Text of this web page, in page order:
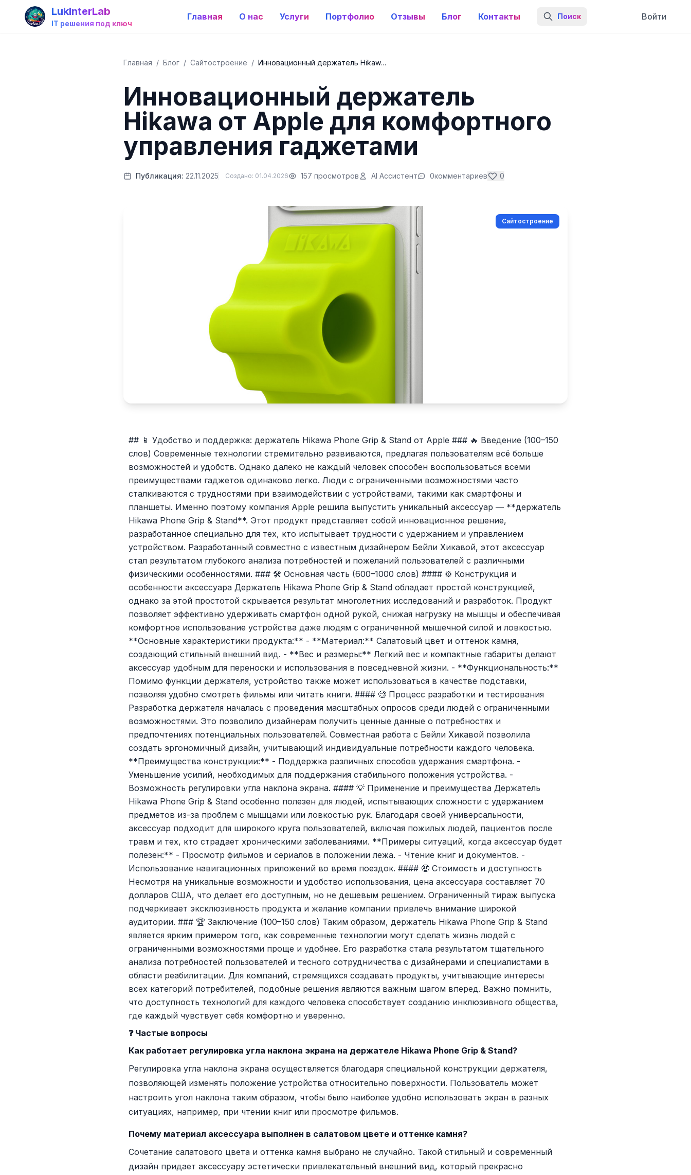
LukInterLab
IT решения под ключ
Главная О нас Услуги Портфолио Отзывы Блог Контакты Поиск Войти
Главная / Блог / Сайтостроение / Инновационный держатель Hikaw…
Инновационный держатель
Hikawa от Apple для комфортного
управления гаджетами
Публикация: 22.11.2025 Создано: 01.04.2026 157 просмотров AI Ассистент 0комментариев 0
Сайтостроение
## 📱 Удобство и поддержка: держатель Hikawa Phone Grip & Stand от Apple ### 🔥 Введение (100–150
слов) Современные технологии стремительно развиваются, предлагая пользователям всё больше
возможностей и удобств. Однако далеко не каждый человек способен воспользоваться всеми
преимуществами гаджетов одинаково легко. Люди с ограниченными возможностями часто
сталкиваются с трудностями при взаимодействии с устройствами, такими как смартфоны и
планшеты. Именно поэтому компания Apple решила выпустить уникальный аксессуар — **держатель
Hikawa Phone Grip & Stand**. Этот продукт представляет собой инновационное решение,
разработанное специально для тех, кто испытывает трудности с удержанием и управлением
устройством. Разработанный совместно с известным дизайнером Бейли Хикавой, этот аксессуар
стал результатом глубокого анализа потребностей и пожеланий пользователей с различными
физическими особенностями. ### 🛠️ Основная часть (600–1000 слов) #### ⚙️ Конструкция и
особенности аксессуара Держатель Hikawa Phone Grip & Stand обладает простой конструкцией,
однако за этой простотой скрывается результат многолетних исследований и разработок. Продукт
позволяет эффективно удерживать смартфон одной рукой, снижая нагрузку на мышцы и обеспечивая
комфортное использование устройства даже людям с ограниченной мышечной силой и ловкостью.
**Основные характеристики продукта:** - **Материал:** Салатовый цвет и оттенок камня,
создающий стильный внешний вид. - **Вес и размеры:** Легкий вес и компактные габариты делают
аксессуар удобным для переноски и использования в повседневной жизни. - **Функциональность:**
Помимо функции держателя, устройство также может использоваться в качестве подставки,
позволяя удобно смотреть фильмы или читать книги. #### 🧐 Процесс разработки и тестирования
Разработка держателя началась с проведения масштабных опросов среди людей с ограниченными
возможностями. Это позволило дизайнерам получить ценные данные о потребностях и
предпочтениях потенциальных пользователей. Совместная работа с Бейли Хикавой позволила
создать эргономичный дизайн, учитывающий индивидуальные потребности каждого человека.
**Преимущества конструкции:** - Поддержка различных способов удержания смартфона. -
Уменьшение усилий, необходимых для поддержания стабильного положения устройства. -
Возможность регулировки угла наклона экрана. #### 💡 Применение и преимущества Держатель
Hikawa Phone Grip & Stand особенно полезен для людей, испытывающих сложности с удержанием
предметов из-за проблем с мышцами или ловкостью рук. Благодаря своей универсальности,
аксессуар подходит для широкого круга пользователей, включая пожилых людей, пациентов после
травм и тех, кто страдает хроническими заболеваниями. **Примеры ситуаций, когда аксессуар будет
полезен:** - Просмотр фильмов и сериалов в положении лежа. - Чтение книг и документов. -
Использование навигационных приложений во время поездок. #### 🤑 Стоимость и доступность
Несмотря на уникальные возможности и удобство использования, цена аксессуара составляет 70
долларов США, что делает его доступным, но не дешевым решением. Ограниченный тираж выпуска
подчеркивает эксклюзивность продукта и желание компании привлечь внимание широкой
аудитории. ### 🏆 Заключение (100–150 слов) Таким образом, держатель Hikawa Phone Grip & Stand
является ярким примером того, как современные технологии могут сделать жизнь людей с
ограниченными возможностями проще и удобнее. Его разработка стала результатом тщательного
анализа потребностей пользователей и тесного сотрудничества с дизайнерами и специалистами в
области реабилитации. Для компаний, стремящихся создавать продукты, учитывающие интересы
всех категорий потребителей, подобные решения являются важным шагом вперед. Важно помнить,
что доступность технологий для каждого человека способствует созданию инклюзивного общества,
где каждый чувствует себя комфортно и уверенно.
❓ Частые вопросы
Как работает регулировка угла наклона экрана на держателе Hikawa Phone Grip & Stand?
Регулировка угла наклона экрана осуществляется благодаря специальной конструкции держателя,
позволяющей изменять положение устройства относительно поверхности. Пользователь может
настроить угол наклона таким образом, чтобы было наиболее удобно использовать экран в разных
ситуациях, например, при чтении книг или просмотре фильмов.
Почему материал аксессуара выполнен в салатовом цвете и оттенке камня?
Сочетание салатового цвета и оттенка камня выбрано не случайно. Такой стильный и современный
дизайн придает аксессуару эстетически привлекательный внешний вид, который прекрасно